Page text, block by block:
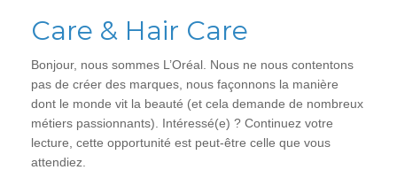
Care & Hair Care
Bonjour, nous sommes L’Oréal. Nous ne nous contentons
pas de créer des marques, nous façonnons la manière
dont le monde vit la beauté (et cela demande de nombreux
métiers passionnants). Intéressé(e) ? Continuez votre
lecture, cette opportunité est peut-être celle que vous
attendiez.